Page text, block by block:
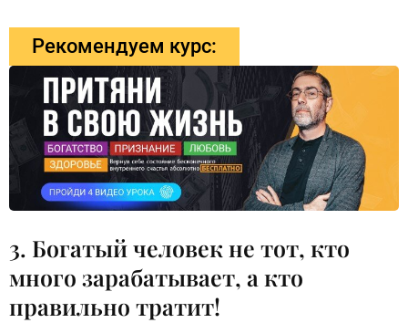
Рекомендуем курс:
3. Богатый человек не тот, кто
много зарабатывает, а кто
правильно тратит!